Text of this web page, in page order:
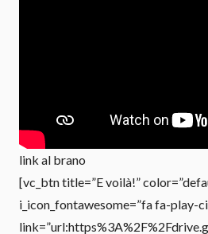
link al brano
[vc_btn title=”E voilà!”
i_icon_fontawesome=”fa fa-play-